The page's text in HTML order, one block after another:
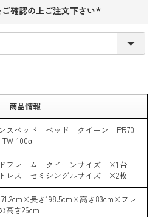
確認の上ご注文下さい
商品情報
スベッド ベッド クイーン PR70-
100α
フレーム クイーンサイズ ×1台
レス セミシングルサイズ ×2枚
長さ198.5cm×高さ83cm×フレ
高さ26cm